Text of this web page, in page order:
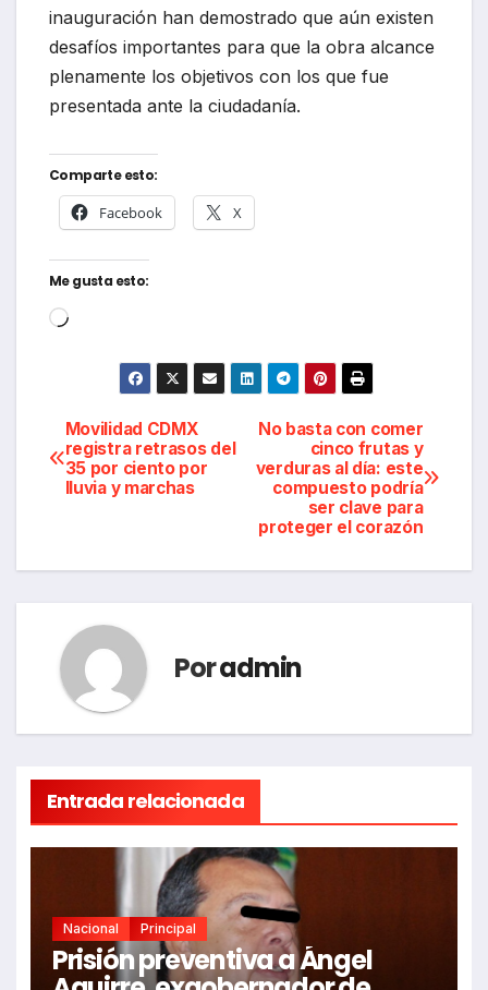
inauguración han demostrado que aún existen
desafíos importantes para que la obra alcance
plenamente los objetivos con los que fue
presentada ante la ciudadanía.
Comparte esto:
Facebook X
Me gusta esto:
Cargando...
Navegación
de
No basta con comer
cinco frutas y
verduras al día: este
compuesto podría
ser clave para
proteger el corazón
Movilidad CDMX
registra retrasos del
35 por ciento por
lluvia y marchas
Poradmin
Entrada relacionada
Nacional Principal
Prisión preventiva a Ángel